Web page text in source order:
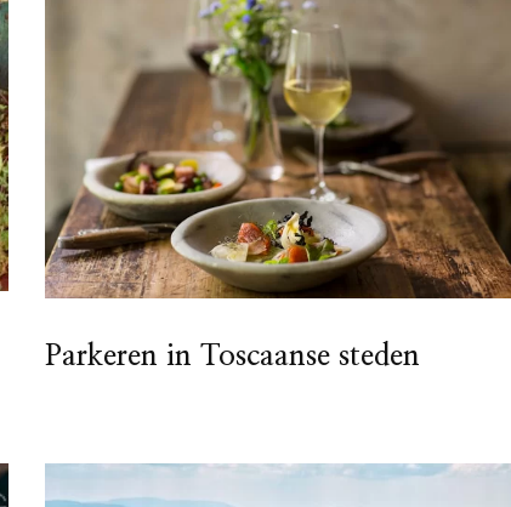
Parkeren in Toscaanse steden